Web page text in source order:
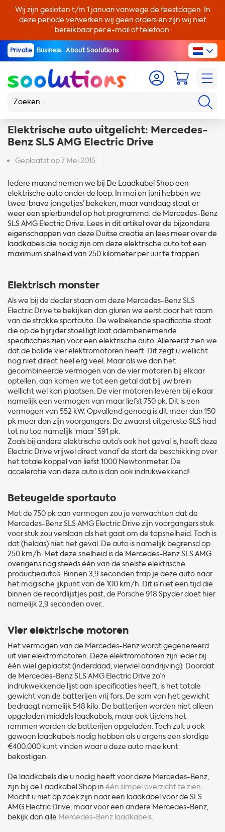
Wij zijn gesloten t/m 1 januari vanwege de feestdagen. In
deze periode verwerken wij geen orders en zijn wij niet
bereikbaar per e-mail of telefoon.
Private Business About Soolutions
Elektrische auto uitgelicht: Mercedes-
Benz SLS AMG Electric Drive
Geplaatst op7 Mei 2015
Iedere maand nemen we bij De Laadkabel Shop een
elektrische auto onder de loep. In mei en juni hebben we
twee ‘brave jongetjes’ bekeken, maar vandaag staat er
weer een spierbundel op het programma: de Mercedes-Benz
SLS AMG Electric Drive. Lees in dit artikel over de bijzondere
eigenschappen van deze Duitse creatie en lees meer over de
laadkabels die nodig zijn om deze elektrische auto tot een
maximum snelheid van 250 kilometer per uur te trappen.
Elektrisch monster
Als we bij de dealer staan om deze Mercedes-Benz SLS
Electric Drive te bekijken dan gluren we eerst door het raam
van de strakke sportauto. De welbekende specificatie staat
die op de bijrijder stoel ligt laat adembenemende
specificaties zien voor een elektrische auto. Allereerst zien we
dat de bolide vier elektromotoren heeft. Dit zegt u wellicht
nog niet direct heel erg veel. Maar als we dan het
gecombineerde vermogen van de vier motoren bij elkaar
optellen, dan komen we tot een getal dat bij uw brein
wellicht wel kan plaatsen. De vier motoren leveren bij elkaar
namelijk een vermogen van maar liefst 750 pk. Dit is een
vermogen van 552 kW. Opvallend genoeg is dit meer dan 150
pk meer dan zijn voorgangers. De zwaarst uitgeruste SLS had
tot nu toe namelijk ‘maar’ 591 pk.
Zoals bij andere elektrische auto’s ook het geval is, heeft deze
Electric Drive vrijwel direct vanaf de start de beschikking over
het totale koppel van liefst 1000 Newtonmeter. De
acceleratie van deze auto is dan ook indrukwekkend!
Beteugelde sportauto
Met de 750 pk aan vermogen zou je verwachten dat de
Mercedes-Benz SLS AMG Electric Drive zijn voorgangers stuk
voor stuk zou verslaan als het gaat om de topsnelheid. Toch is
dat (helaas) niet het geval. De auto is namelijk begrensd op
250 km/h. Met deze snelheid is de Mercedes-Benz SLS AMG
overigens nog steeds één van de snelste elektrische
productieauto’s. Binnen 3,9 seconden trap je deze auto naar
het magische ijkpunt van de 100 km/h. Dit is niet een tijd die
binnen de recordlijstjes past, de Porsche 918 Spyder doet hier
namelijk 2,9 seconden over..
Vier elektrische motoren
Het vermogen van de Mercedes-Benz wordt gegenereerd
uit vier elektromotoren. Deze elektromotoren zijn ieder bij
één wiel geplaatst (inderdaad, vierwiel aandrijving). Doordat
de Mercedes-Benz SLS AMG Electric Drive zo’n
indrukwekkende lijst aan specificaties heeft, is het totale
gewicht van de batterijen vrij fors. De som van het gewicht
bedraagt namelijk 548 kilo. De batterijen worden niet alleen
opgeladen middels laadkabels, maar ook tijdens het
remmen worden de batterijen opgeladen. Toch zult u ook
gewoon laadkabels nodig hebben als u ergens een slordige
€400.000 kunt vinden waar u deze auto mee kunt
bekostigen.
De laadkabels die u nodig heeft voor deze Mercedes-Benz,
zijn bij de Laadkabel Shop in één simpel overzicht te zien.
Mocht u niet op zoek zijn naar een laadkabel voor de SLS
AMG Electric Drive, maar voor een andere Mercedes-Benz,
bekijk dan alle Mercedes-Benz laadkabels.